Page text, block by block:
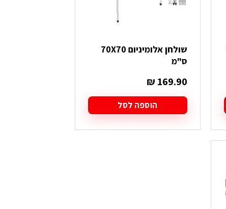
שולחן אלומיניום 70X70
ס"מ
₪ 169.90
הוספה לסל